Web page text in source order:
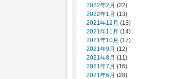
2022年2月 (22)
2022年1月 (13)
2021年12月 (13)
2021年11月 (14)
2021年10月 (17)
2021年9月 (12)
2021年8月 (11)
2021年7月 (16)
2021年6月 (28)